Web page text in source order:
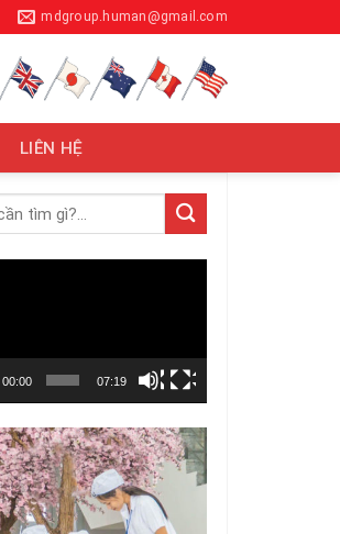
mdgroup.human@gmail.com
LIÊN HỆ
00:00 07:19